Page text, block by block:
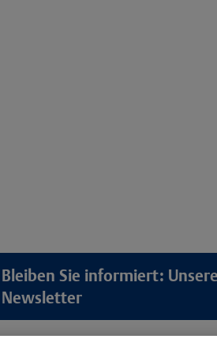
Bleiben Sie informiert:
Newsletter